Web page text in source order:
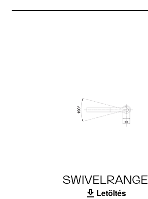
SWIVELRANGE
Letöltés